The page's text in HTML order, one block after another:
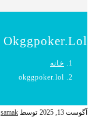
Okggpoker.lol
خانه
okggpoker.lol
آگوست 13, 2025 توسط samak